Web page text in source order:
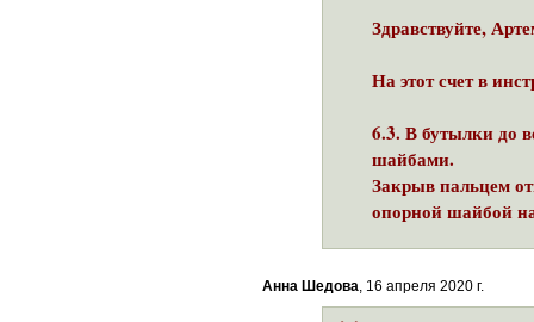
Здравствуйте,
На этот счет в
6.3. В бутылки до
шайбами.
Закрыв пальцем
опорной шайбой
Анна Шедова, 16 апреля 2020 г.